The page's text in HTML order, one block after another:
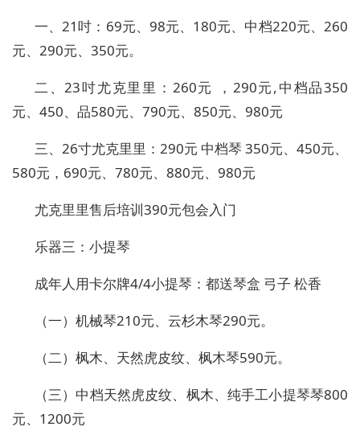
一、21吋：69元、98元、180元、中档220元、260
元、290元、350元。
二、23吋尤克里里：260元 ，290元,中档品350
元、450、品580元、790元、850元、980元
三、26寸尤克里里：290元 中档琴 350元、450元、
580元，690元、780元、880元、980元
尤克里里售后培训390元包会入门
乐器三：小提琴
成年人用卡尔牌4/4小提琴：都送琴盒 弓子 松香
（一）机械琴210元、云杉木琴290元。
（二）枫木、天然虎皮纹、枫木琴590元。
（三）中档天然虎皮纹、枫木、纯手工小提琴琴800
元、1200元